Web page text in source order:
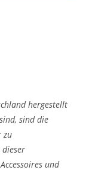
hergestellt
sind die
zu
dieser
und